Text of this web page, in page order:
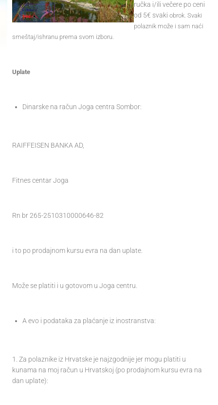
ručka i/ili večere po ceni
od 5€ svaki obrok. Svaki
polaznik može i sam naći
smeštaj/ishranu prema svom izboru.
Uplate
Dinarske na račun Joga centra Sombor:
RAIFFEISEN BANKA AD,
Fitnes centar Joga
Rn br 265-2510310000646-82
i to po prodajnom kursu evra na dan uplate.
Može se platiti i u gotovom u Joga centru.
A evo i podataka za plaćanje iz inostranstva:
1. Za polaznike iz Hrvatske je najzgodnije jer mogu platiti u
kunama na moj račun u Hrvatskoj (po prodajnom kursu evra na
dan uplate):